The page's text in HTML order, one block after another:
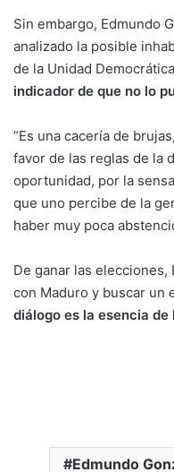
Sin embargo, Edmundo
analizado la posible
de la Unidad
indicador de que no lo
“Es una cacería de
favor de las reglas de la
oportunidad, por la
que uno percibe de la
haber muy poca
De ganar las elecciones,
con Maduro y buscar un
diálogo es la esencia de
Edmundo